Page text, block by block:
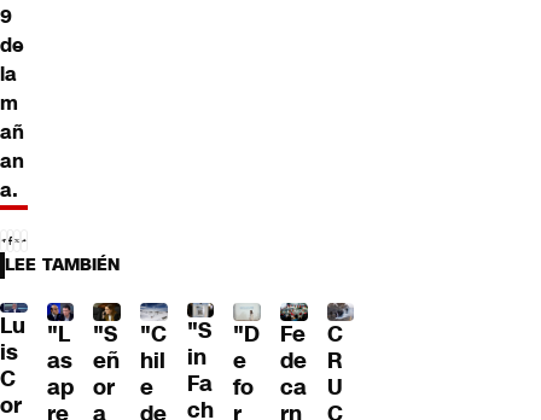
9
de
la
m
añ
an
a.
LEE TAMBIÉN
Lu
is
C
or
"L
as
ap
"S
eñ
or
"C
hil
e
"S
in
Fa
ch
"D
e
fo
Fe
de
ca
C
R
U